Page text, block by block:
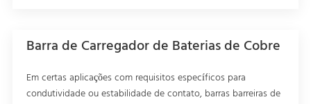
Barra de Carregador de Baterias de Cobre
Em certas aplicações com requisitos específicos para
condutividade ou estabilidade de contato, barras barreiras de